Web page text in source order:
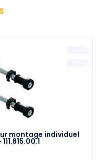
montage individuel